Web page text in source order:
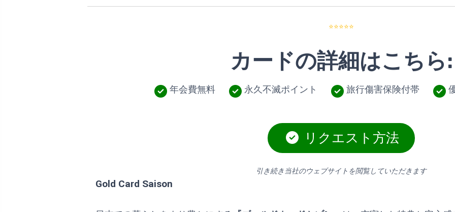
⭐⭐⭐⭐⭐
カードの詳細はこちら:
年会費無料 永久不滅ポイント 旅行傷害保険付帯
リクエスト方法
引き続き当社のウェブサイトを閲覧していただきます
Gold Card Saison